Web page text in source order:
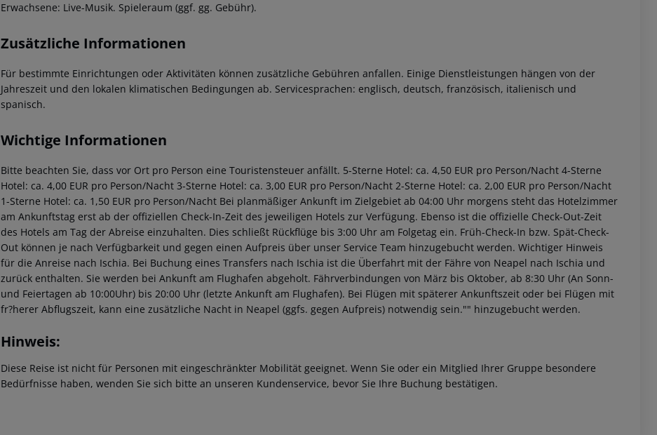
Erwachsene: Live-Musik. Spieleraum (ggf. gg. Gebühr).
Zusätzliche Informationen
Für bestimmte Einrichtungen oder Aktivitäten können zusätzliche Gebühren anfallen. Einige Dienstleistungen hängen von der
Jahreszeit und den lokalen klimatischen Bedingungen ab. Servicesprachen: englisch, deutsch, französisch, italienisch und
spanisch.
Wichtige Informationen
Bitte beachten Sie, dass vor Ort pro Person eine Touristensteuer anfällt. 5-Sterne Hotel: ca. 4,50 EUR pro Person/Nacht 4-Sterne
Hotel: ca. 4,00 EUR pro Person/Nacht 3-Sterne Hotel: ca. 3,00 EUR pro Person/Nacht 2-Sterne Hotel: ca. 2,00 EUR pro Person/Nacht
1-Sterne Hotel: ca. 1,50 EUR pro Person/Nacht Bei planmäßiger Ankunft im Zielgebiet ab 04:00 Uhr morgens steht das Hotelzimmer
am Ankunftstag erst ab der offiziellen Check-In-Zeit des jeweiligen Hotels zur Verfügung. Ebenso ist die offizielle Check-Out-Zeit
des Hotels am Tag der Abreise einzuhalten. Dies schließt Rückflüge bis 3:00 Uhr am Folgetag ein. Früh-Check-In bzw. Spät-Check-
Out können je nach Verfügbarkeit und gegen einen Aufpreis über unser Service Team hinzugebucht werden. Wichtiger Hinweis
für die Anreise nach Ischia. Bei Buchung eines Transfers nach Ischia ist die Überfahrt mit der Fähre von Neapel nach Ischia und
zurück enthalten. Sie werden bei Ankunft am Flughafen abgeholt. Fährverbindungen von März bis Oktober, ab 8:30 Uhr (An Sonn-
und Feiertagen ab 10:00Uhr) bis 20:00 Uhr (letzte Ankunft am Flughafen). Bei Flügen mit späterer Ankunftszeit oder bei Flügen mit
fr?herer Abflugszeit, kann eine zusätzliche Nacht in Neapel (ggfs. gegen Aufpreis) notwendig sein."" hinzugebucht werden.
Hinweis:
Diese Reise ist nicht für Personen mit eingeschränkter Mobilität geeignet. Wenn Sie oder ein Mitglied Ihrer Gruppe besondere
Bedürfnisse haben, wenden Sie sich bitte an unseren Kundenservice, bevor Sie Ihre Buchung bestätigen.